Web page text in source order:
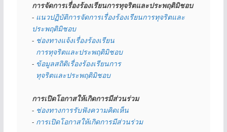
การจัดการเรื่องร้องเรียนการทุจริตและประพฤติมิชอบ
- แนวปฏิบัติการจัดการเรื่องร้องเรียนการทุจริตและ
ประพฤติมิชอบ
- ช่องทางแจ้งเรื่องร้องเรียน
  การทุจริตและประพฤติมิชอบ
- ข้อมูลสถิติเรื่องร้องเรียนการ
  ทุจริตและประพฤติมิชอบ
การเปิดโอกาสให้เกิดการมีส่วนร่วม
- ช่องทางการรับฟังความคิดเห็น
- การเปิดโอกาสให้เกิดการมีส่วนร่วม